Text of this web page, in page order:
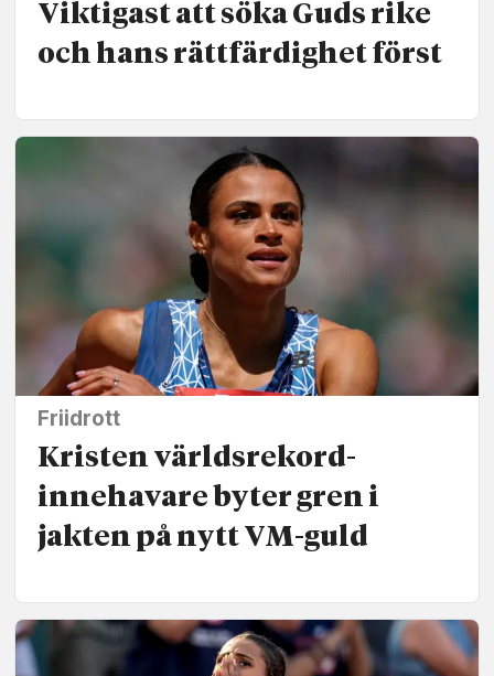
Viktigast att söka Guds rike
och hans rätt­färdighet först
Friidrott
Kristen världsrekord­
innehavare byter gren i
jakten på nytt VM-guld